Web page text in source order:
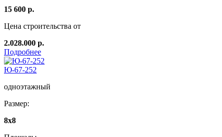
15 600 р.
Цена строительства от
2.028.000 р.
Подробнее
Ю-67-252
одноэтажный
Размер:
8x8